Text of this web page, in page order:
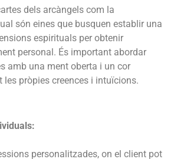
dels arcàngels com la
són eines que busquen establir una
espirituals per obtenir
personal. És important abordar
amb una ment oberta i un cor
les pròpies creences i intuïcions.
personalitzades, on el client pot